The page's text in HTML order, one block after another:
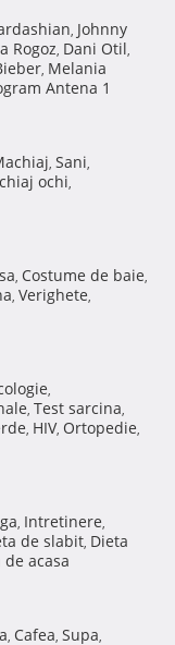
, Johnny
Rogoz, Dani Otil,
, Melania
Antena 1
, Sani,
ochi,
, Costume de baie,
, Verighete,
,
, Test sarcina,
, HIV, Ortopedie,
, Intretinere,
de slabit, Dieta
de acasa
, Cafea, Supa,